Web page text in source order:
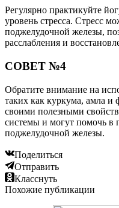
Регулярно практикуйте
уровень стресса. Стресс
поджелудочной железы,
расслабления и
СОВЕТ №4
Обратите внимание на
таких как куркума, амла и
своими полезными
системы и могут помочь в
поджелудочной железы.
Поделиться
Отправить
Класснуть
Похожие публикации